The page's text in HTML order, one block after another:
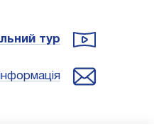
тур